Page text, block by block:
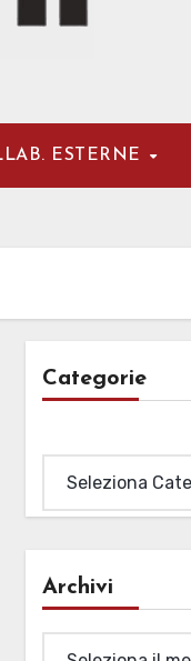
ESTERNE
Categorie
Archivi